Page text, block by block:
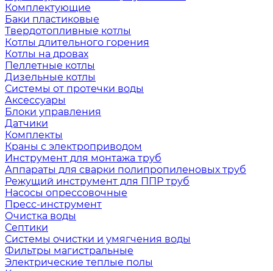
Комплектующие
Баки пластиковые
Твердотопливные котлы
Котлы длительного горения
Котлы на дровах
Пеллетные котлы
Дизельные котлы
Системы от протечки воды
Аксессуары
Блоки управления
Датчики
Комплекты
Краны с электроприводом
Инструмент для монтажа труб
Аппараты для сварки полипропиленовых труб
Режущий инструмент для ППР труб
Насосы опрессовочные
Пресс-инструмент
Очистка воды
Септики
Системы очистки и умягчения воды
Фильтры магистральные
Электрические теплые полы